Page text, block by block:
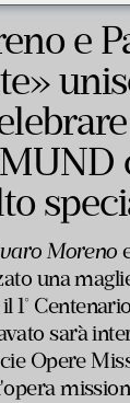
e
Moreno
una
sarà
Opere